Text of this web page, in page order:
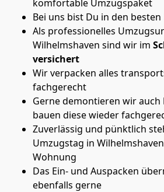
komfortable Umzugspaket
Bei uns bist Du in den besten
Als professionelles
Wilhelmshaven sind wir im
versichert
Wir verpacken alles
fachgerecht
Gerne demontieren wir auch
bauen diese wieder
Zuverlässig und pünktlich
Umzugstag in
Wohnung
Das Ein- und Auspacken
ebenfalls gerne